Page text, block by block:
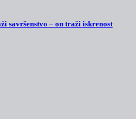
savršenstvo – on traži iskrenost